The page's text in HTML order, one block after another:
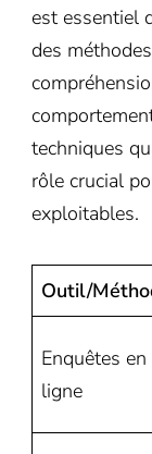
est essentiel
des
techniques
rôle crucial
exploitables.
Outil/
Enquêtes en
ligne